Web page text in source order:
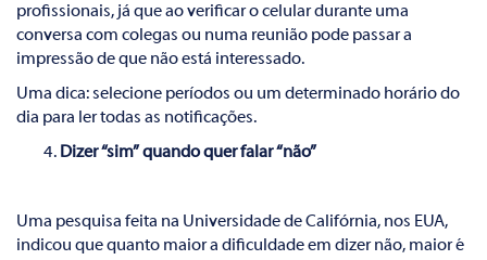
profissionais, já que ao verificar o celular durante uma
conversa com colegas ou numa reunião pode passar a
impressão de que não está interessado.
Uma dica: selecione períodos ou um determinado horário do
dia para ler todas as notificações.
Dizer “sim” quando quer falar “não”
Uma pesquisa feita na Universidade de Califórnia, nos EUA,
indicou que quanto maior a dificuldade em dizer não, maior é